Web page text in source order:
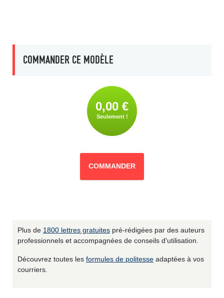
COMMANDER CE MODÈLE
0,00 €
Seulement !
COMMANDER
Plus de 1800 lettres gratuites pré-rédigées par des auteurs
professionnels et accompagnées de conseils d'utilisation.
Découvrez toutes les formules de politesse adaptées à vos
courriers.